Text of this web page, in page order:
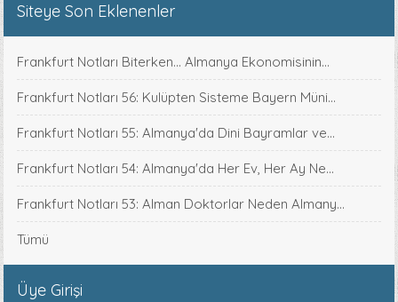
Siteye Son Eklenenler
Frankfurt Notları Biterken... Almanya Ekonomisinin...
Frankfurt Notları 56: Kulüpten Sisteme Bayern Müni...
Frankfurt Notları 55: Almanya'da Dini Bayramlar ve...
Frankfurt Notları 54: Almanya'da Her Ev, Her Ay Ne...
Frankfurt Notları 53: Alman Doktorlar Neden Almany...
Tümü
Üye Girişi